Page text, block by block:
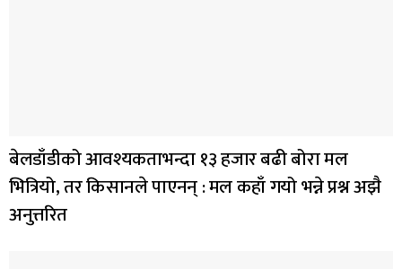
बेलडाँडीको आवश्यकताभन्दा १३ हजार बढी बोरा मल
भित्रियो, तर किसानले पाएनन् : मल कहाँ गयो भन्ने प्रश्न अझै
अनुत्तरित